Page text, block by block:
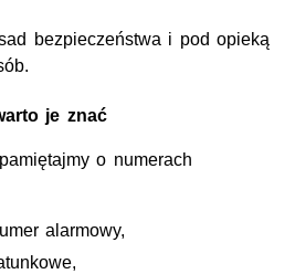
bezpieczeństwa i pod opieką
je znać
o numerach
alarmowy,